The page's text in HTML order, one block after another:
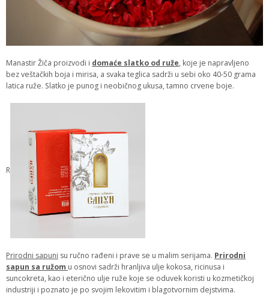
Manastir Žiča proizvodi i domaće slatko od ruže, koje je napravljeno
bez veštačkih boja i mirisa, a svaka teglica sadrži u sebi oko 40-50 grama
latica ruže. Slatko je punog i neobičnog ukusa, tamno crvene boje.
R
Prirodni sapuni su ručno rađeni i prave se u malim serijama. Prirodni
sapun sa ružom u osnovi sadrži hranljiva ulje kokosa, ricinusa i
suncokreta, kao i eterično ulje ruže koje se oduvek koristi u kozmetičkoj
industriji i poznato je po svojim lekovitim i blagotvornim dejstvima.